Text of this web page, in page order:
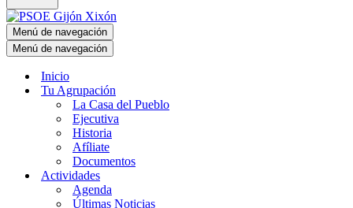
Menú de navegación
Menú de navegación
Inicio
Tu Agrupación
La Casa del Pueblo
Ejecutiva
Historia
Afíliate
Documentos
Actividades
Agenda
Últimas Noticias